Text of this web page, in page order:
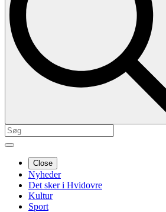
Close
Nyheder
Det sker i Hvidovre
Kultur
Sport